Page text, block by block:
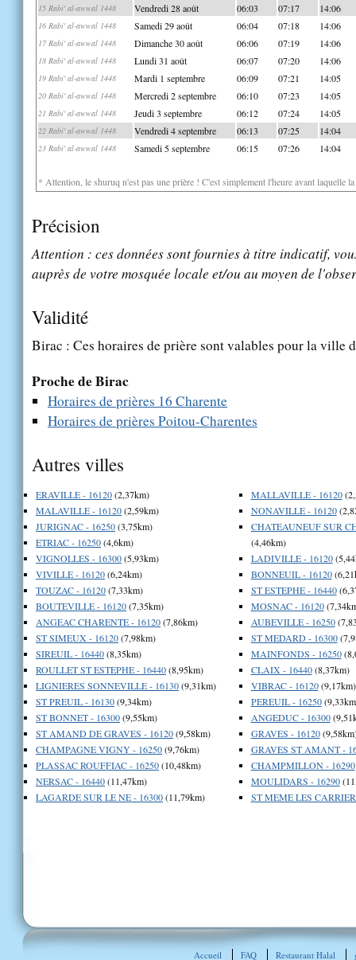
15 Rabi' al-awwal 1448 Vendredi 28 août 06:03 07:17 14:06
16 Rabi' al-awwal 1448 Samedi 29 août 06:04 07:18 14:06
17 Rabi' al-awwal 1448 Dimanche 30 août 06:06 07:19 14:06
18 Rabi' al-awwal 1448 Lundi 31 août 06:07 07:20 14:06
19 Rabi' al-awwal 1448 Mardi 1 septembre 06:09 07:21 14:05
20 Rabi' al-awwal 1448 Mercredi 2 septembre 06:10 07:23 14:05
21 Rabi' al-awwal 1448 Jeudi 3 septembre 06:12 07:24 14:05
22 Rabi' al-awwal 1448 Vendredi 4 septembre 06:13 07:25 14:04
23 Rabi' al-awwal 1448 Samedi 5 septembre 06:15 07:26 14:04
* Attention, le shuruq n'est pas une prière ! C'est simplement l'heure avant laquelle
Précision
Attention : ces données sont fournies à titre indicatif,
auprès de votre mosquée locale et/ou au moyen de
Validité
Birac : Ces horaires de prière sont valables pour la ville
Proche de Birac
Horaires de prières 16 Charente
Horaires de prières Poitou-Charentes
Autres villes
ERAVILLE - 16120(2,37km)
MALAVILLE - 16120(2,59km)
JURIGNAC - 16250(3,75km)
ETRIAC - 16250(4,6km)
VIGNOLLES - 16300(5,93km)
VIVILLE - 16120(6,24km)
TOUZAC - 16120(7,33km)
BOUTEVILLE - 16120(7,35km)
ANGEAC CHARENTE - 16120(7,86km)
ST SIMEUX - 16120(7,98km)
SIREUIL - 16440(8,35km)
ROULLET ST ESTEPHE - 16440(8,95km)
LIGNIERES SONNEVILLE - 16130(9,31km)
ST PREUIL - 16130(9,34km)
ST BONNET - 16300(9,55km)
ST AMAND DE GRAVES - 16120(9,58km)
CHAMPAGNE VIGNY - 16250(9,76km)
PLASSAC ROUFFIAC - 16250(10,48km)
NERSAC - 16440(11,47km)
LAGARDE SUR LE NE - 16300(11,79km)
MALLAVILLE - 16120
NONAVILLE - 16120
CHATEAUNEUF SUR
(4,46km)
LADIVILLE - 16120
BONNEUIL - 16120
ST ESTEPHE - 16440
MOSNAC - 16120
AUBEVILLE - 16250
ST MEDARD - 16300
MAINFONDS - 16250
CLAIX - 16440(8,37km)
VIBRAC - 16120(9,17km)
PEREUIL - 16250
ANGEDUC - 16300
GRAVES - 16120
GRAVES ST AMANT -
CHAMPMILLON - 16290
MOULIDARS - 16290
ST MEME LES
Accueil FAQ Restaurant Halal